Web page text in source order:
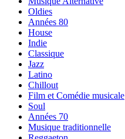
Oldies
Années 80
House
Indie
Classique
Jazz
Latino
Chillout
Film et Comédie musicale
Soul
Années 70
Musique traditionnelle